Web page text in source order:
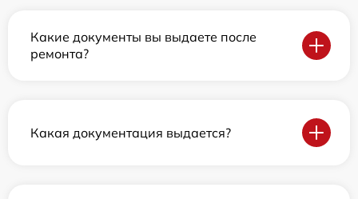
Какие документы вы выдаете после
ремонта?
Какая документация выдается?